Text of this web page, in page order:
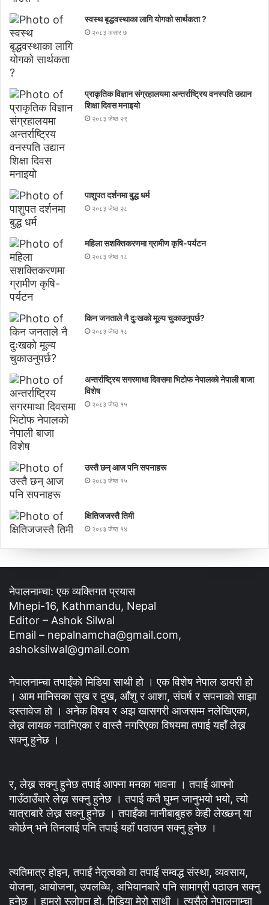
स्वस्थ बृद्धवस्थाका लागि योगको सार्थकता ?
२०८३ असार ७
प्राकृतिक विज्ञान संग्रहालयमा अन्तर्राष्ट्रिय वनस्पति उद्यान
शिक्षा दिवस मनाइयाे
२०८३ जेष्ठ २९
पाशुपत दर्शनमा बुद्ध धर्म​
२०८३ जेष्ठ २८
महिला सशक्तिकरणमा ग्रामीण कृषि-पर्यटन
२०८३ जेष्ठ १८
किन जनताले नै दुःखको मूल्य चुकाउनुपर्छ?
२०८३ जेष्ठ १८
अन्तर्राष्ट्रिय सगरमाथा दिवसमा भिटाेफ नेपालकाे नेपाली बाजा
विशेष
२०८३ जेष्ठ १५
उस्तै छन् आज पनि सपनाहरू
२०८३ जेष्ठ १५
क्षितिजजस्तै तिमी
२०८३ जेष्ठ १४
नेपालनाम्चा: एक व्यक्तिगत प्रयास
Mhepi-16, Kathmandu, Nepal
Editor – Ashok Silwal
Email – nepalnamcha@gmail.com,
ashoksilwal@gmail.com
नेपालनाम्चा तपाईंको मिडिया साथी हो । एक विशेष नेपाल डायरी हो
। आम मानिसका सुख र दुख, आँशु र आशा, संघर्ष र सपनाको साझा
दस्तावेज हो । अनेक विषय र अझ खासगरी आजसम्म नलेखिएका,
लेख्न लायक नठानिएका र वास्तै नगरिएका विषयमा तपाई यहाँ लेख्न
सक्नु हुनेछ ।
र, लेख्न सक्नु हुनेछ तपाई आफ्ना मनका भावना । तपाई आफ्नो
गाउँठाउँबारे लेख्न सक्नु हुनेछ । तपाई कतै घुम्न जानुभयो भयो, त्यो
यात्राबारे लेख्न सक्नु हुनेछ । तपाईंका नानीबाबुहरु केही लेख्छन् या
कोर्छन् भने तिनलाई पनि तपाई यहाँ पठाउन सक्नु हुनेछ ।
त्यतिमात्र होइन, तपाईं नेतृत्वको वा तपाईं सम्वद्ध संस्था, व्यवसाय,
योजना, आयोजना, उपलब्धि, अभियानबारे पनि सामाग्री पठाउन सक्नु
हुनेछ । हाम्रो स्लोगन हो, मिडिया मेरो साथी । त्यसैले नेपालनाम्चा